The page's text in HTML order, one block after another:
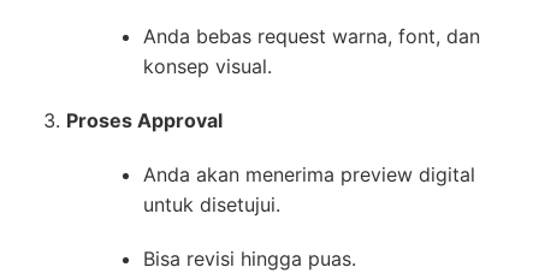
Anda bebas request warna, font, dan
konsep visual.
Proses Approval
Anda akan menerima preview digital
untuk disetujui.
Bisa revisi hingga puas.